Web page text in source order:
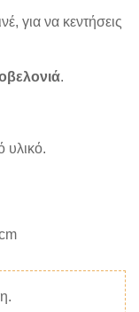
για να κεντήσεις
.
υλικό.